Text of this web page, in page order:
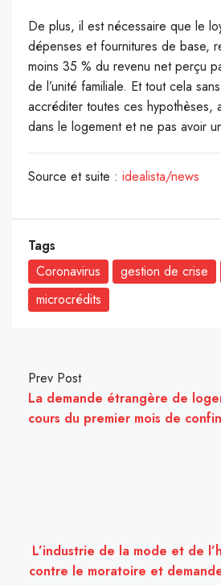
De plus, il est nécessaire que le
dépenses et fournitures de base,
moins 35 % du revenu net perçu
de l’unité familiale. Et tout cela
accréditer toutes ces hypothèses,
dans le logement et ne pas avoir
Source et suite : idealista/news
Tags
Coronavirus
gestion de crise
microcrédits
Prev Post
La demande étrangère de
cours du premier mois de
L’industrie de la mode et de
contre le moratoire et